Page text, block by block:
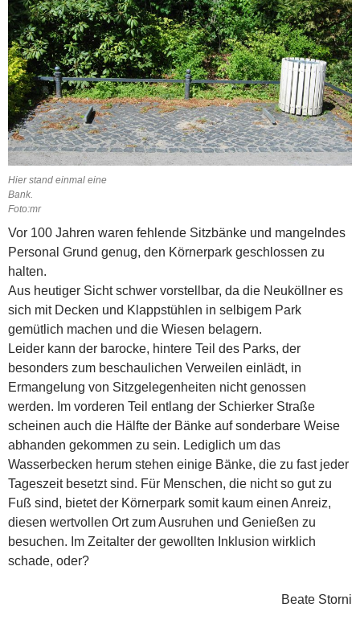
Hier stand einmal eine
Bank.
Foto:mr
Vor 100 Jahren waren fehlende Sitzbänke und mangelndes
Personal Grund genug, den Körnerpark geschlossen zu
halten.
Aus heutiger Sicht schwer vorstellbar, da die Neuköllner es
sich mit Decken und Klappstühlen in selbigem Park
gemütlich machen und die Wiesen belagern.
Leider kann der barocke, hintere Teil des Parks, der
besonders zum beschaulichen Verweilen einlädt, in
Ermangelung von Sitzgelegenheiten nicht genossen
werden. Im vorderen Teil entlang der Schierker Straße
scheinen auch die Hälfte der Bänke auf sonderbare Weise
abhanden gekommen zu sein. Lediglich um das
Wasserbecken herum stehen einige Bänke, die zu fast jeder
Tageszeit besetzt sind. Für Menschen, die nicht so gut zu
Fuß sind, bietet der Körnerpark somit kaum einen Anreiz,
diesen wertvollen Ort zum Ausruhen und Genießen zu
besuchen. Im Zeitalter der gewollten Inklusion wirklich
schade, oder?
Beate Storni